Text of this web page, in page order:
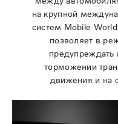
на крупной
систем Mobile
позволяет в
предупреждать
торможении
движения и на